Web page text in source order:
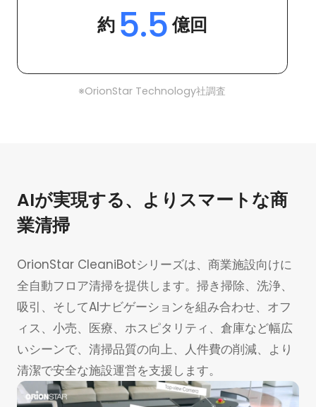
約 5.5億回
※OrionStar Technology社調査
AIが実現する、よりスマートな商
業清掃
OrionStar CleaniBotシリーズは、商業施設向けに
全自動フロア清掃を提供します。掃き掃除、洗浄、
吸引、そしてAIナビゲーションを組み合わせ、オフ
ィス、小売、医療、ホスピタリティ、倉庫など幅広
いシーンで、清掃品質の向上、人件費の削減、より
清潔で安全な施設運営を支援します。